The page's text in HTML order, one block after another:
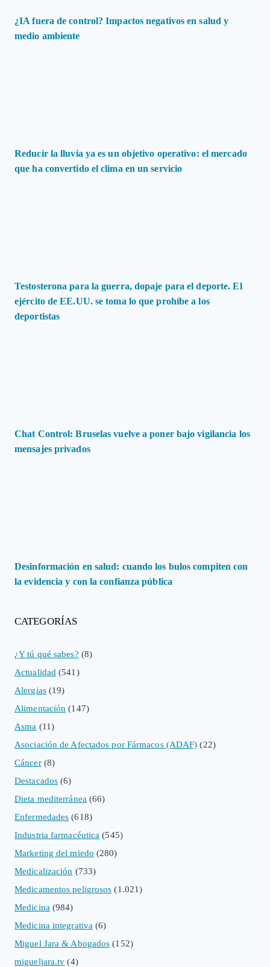
¿IA fuera de control? Impactos negativos en salud y
medio ambiente
Reducir la lluvia ya es un objetivo operativo: el mercado
que ha convertido el clima en un servicio
Testosterona para la guerra, dopaje para el deporte. El
ejército de EE.UU. se toma lo que prohíbe a los
deportistas
Chat Control: Bruselas vuelve a poner bajo vigilancia los
mensajes privados
Desinformación en salud: cuando los bulos compiten con
la evidencia y con la confianza pública
CATEGORÍAS
¿Y tú qué sabes? (8)
Actualidad (541)
Alergias(19)
Alimentación (147)
Asma (11)
Asociación de Afectados por Fármacos (ADAF) (22)
Cáncer(8)
Destacados (6)
Dieta mediterránea (66)
Enfermedades (618)
Industria farmacéutica (545)
Marketing del miedo (280)
Medicalización (733)
Medicamentos peligrosos (1.021)
Medicina (984)
Medicina integrativa (6)
Miguel Jara & Abogados (152)
migueljara.tv (4)